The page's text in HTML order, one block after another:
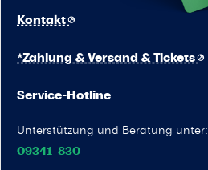
Service-Hotline
Unterstützung und Beratung unter:
09341–830
Kontakt
*Zahlung & Versand & Tickets